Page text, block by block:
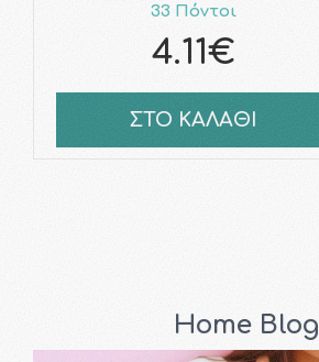
33 Πόντοι
4.11€
ΣΤΟ ΚΑΛΑΘΙ
Home Blog